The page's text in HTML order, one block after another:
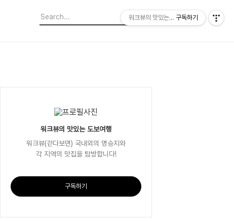
워크뷰의 맛있는 도보여행
워크뷰(걷다보면) 국내외의 명승지와
각 지역의 맛집을 탐방합니다!
구독하기
워크뷰의 맛있는 도보여행
구독하기